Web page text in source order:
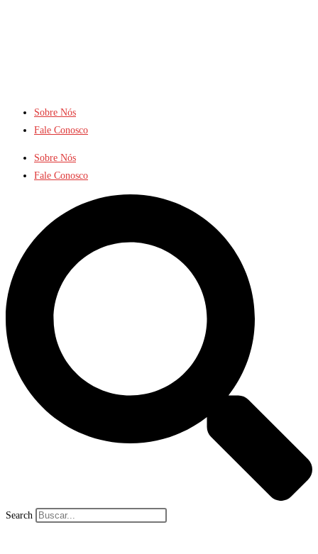
Sobre Nós
Fale Conosco
Sobre Nós
Fale Conosco
Search